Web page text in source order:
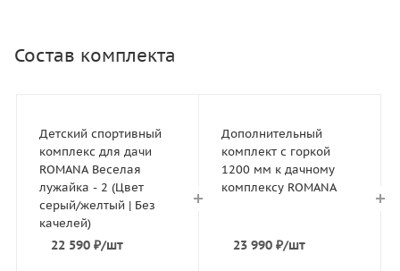
Состав комплекта
Детский спортивный
комплекс для дачи
ROMANA Веселая
лужайка - 2 (Цвет
серый/желтый | Без
качелей)
22 590₽/шт
Дополнительный
комплект с горкой
1200 мм к дачному
комплексу ROMANA
23 990 ₽/шт